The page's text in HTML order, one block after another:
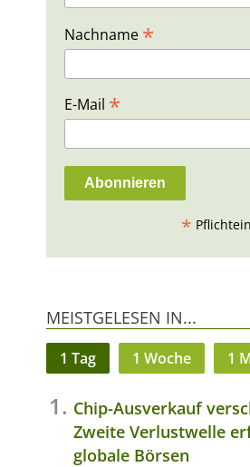
Nachname *
E-Mail *
*
MEISTGELESEN IN...
1 Tag 1 Woche 1
Chip-Ausverkauf
Zweite Verlustwelle
globale Börsen